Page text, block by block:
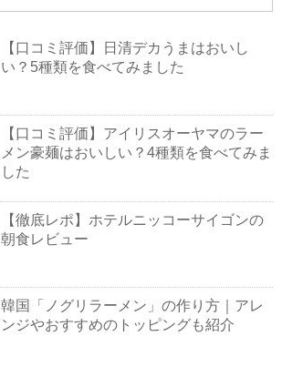
【口コミ評価】日清デカうまはおいし
い？5種類を食べてみました
【口コミ評価】アイリスオーヤマのラー
メン豪麺はおいしい？4種類を食べてみま
した
【徹底レポ】ホテルニッコーサイゴンの
朝食レビュー
韓国「ノグリラーメン」の作り方｜アレ
ンジやおすすめのトッピングも紹介